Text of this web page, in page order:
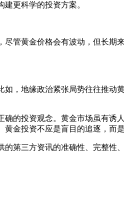
更科学的投资方案。
管黄金价格会有波动，但长
，地缘政治紧张局势往往推
的投资观念。黄金市场虽有
金投资不应是盲目的追逐，而
的第三方资讯的准确性、完整性